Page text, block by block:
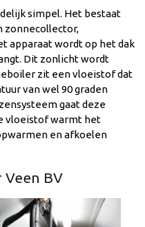
simpel. Het bestaat
zonnecollector,
apparaat wordt op het dak
Dit zonlicht wordt
zit een vloeistof dat
van wel 90 graden
gaat deze
vloeistof warmt het
en afkoelen
Veen BV